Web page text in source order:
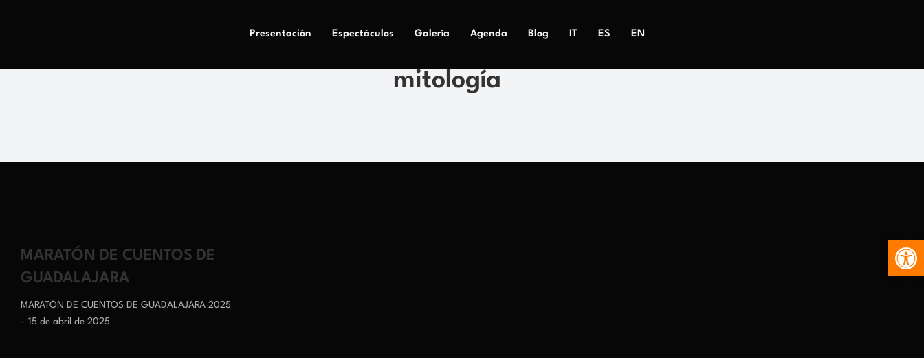
Presentación Espectáculos Galería Agenda Blog IT ES EN
mitología
MARATÓN DE CUENTOS DE
GUADALAJARA
MARATÓN DE CUENTOS DE GUADALAJARA 2025
15 de abril de 2025